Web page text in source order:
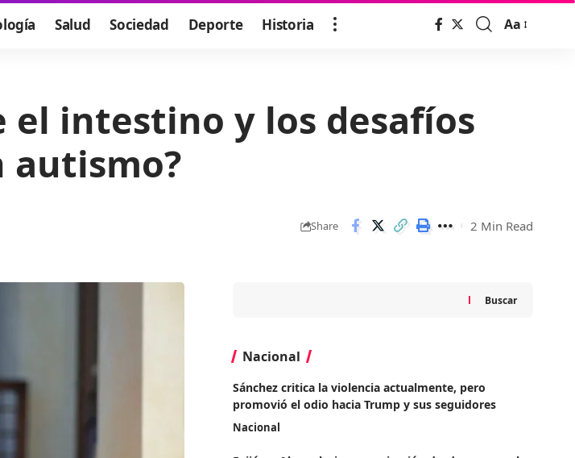
Salud Sociedad Deporte Historia
Font
Aa
el intestino y los desafíos
autismo?
Share 2 Min Read
Buscar
Nacional
Sánchez critica la violencia actualmente, pero
promovió el odio hacia Trump y sus seguidores
Nacional